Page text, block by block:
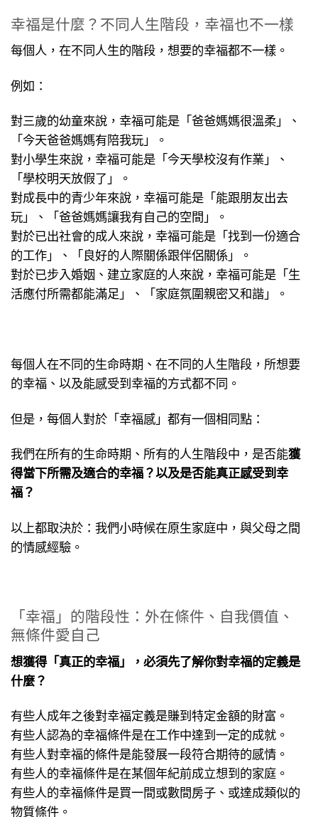
幸福是什麼？不同人生階段，幸福也不一樣
每個人，在不同人生的階段，想要的幸福都不一樣。
例如：
對三歲的幼童來說，幸福可能是「爸爸媽媽很溫柔」、
「今天爸爸媽媽有陪我玩」。
對小學生來說，幸福可能是「今天學校沒有作業」、
「學校明天放假了」。
對成長中的青少年來說，幸福可能是「能跟朋友出去
玩」、「爸爸媽媽讓我有自己的空間」。
對於已出社會的成人來說，幸福可能是「找到一份適合
的工作」、「良好的人際關係跟伴侶關係」。
對於已步入婚姻、建立家庭的人來說，幸福可能是「生
活應付所需都能滿足」、「家庭氛圍親密又和諧」。
每個人在不同的生命時期、在不同的人生階段，所想要
的幸福、以及能感受到幸福的方式都不同。
但是，每個人對於「幸福感」都有一個相同點：
我們在所有的生命時期、所有的人生階段中，是否能獲
得當下所需及適合的幸福？以及是否能真正感受到幸
福？
以上都取決於：我們小時候在原生家庭中，與父母之間
的情感經驗。
「幸福」的階段性：外在條件、自我價值、
無條件愛自己
想獲得「真正的幸福」，必須先了解你對幸福的定義是
什麼？
有些人成年之後對幸福定義是賺到特定金額的財富。
有些人認為的幸福條件是在工作中達到一定的成就。
有些人對幸福的條件是能發展一段符合期待的感情。
有些人的幸福條件是在某個年紀前成立想到的家庭。
有些人的幸福條件是買一間或數間房子、或達成類似的
物質條件。